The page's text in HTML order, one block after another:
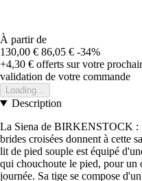
À partir de
130,00 € 86,05 € -34%
+4,30 € offerts sur votre
validation de votre commande
Loading...
Description
La Siena de BIRKENSTOCK :
brides croisées donnent à cette
lit de pied souple est équipé
qui chouchoute le pied, pour un
journée. Sa tige se compose